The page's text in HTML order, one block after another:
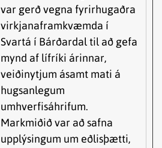
var gerð vegna fyrirhugaðra
virkjanaframkvæmda í
Svartá í Bárðardal til að gefa
mynd af lífríki árinnar,
veiðinytjum ásamt mati á
hugsanlegum
umhverfisáhrifum.
Markmiðið var að safna
upplýsingum um eðlisþætti,